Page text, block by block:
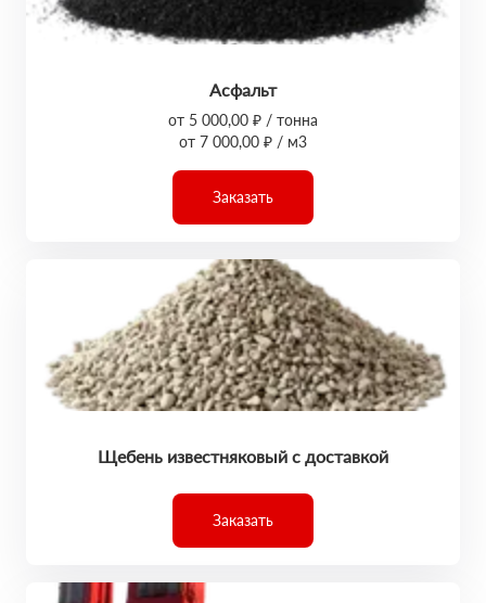
Асфальт
от 5 000,00 ₽ / тонна
от 7 000,00 ₽ / м3
Заказать
Щебень известняковый с доставкой
Заказать